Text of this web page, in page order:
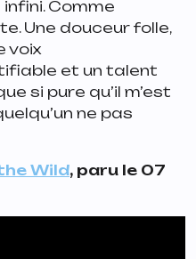
infini. Comme
Une douceur folle,
voix
et un talent
si pure qu’il m’est
ne pas
Wild, paru le 07